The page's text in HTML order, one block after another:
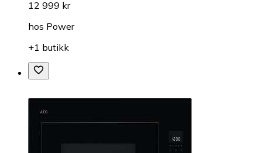
12 999 kr
hos Power
+1 butikk